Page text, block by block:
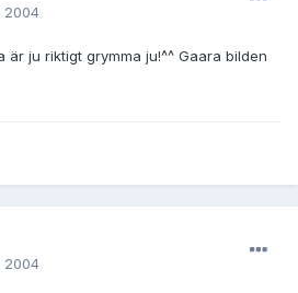
2004
är ju riktigt grymma ju!^^ Gaara bilden
2004